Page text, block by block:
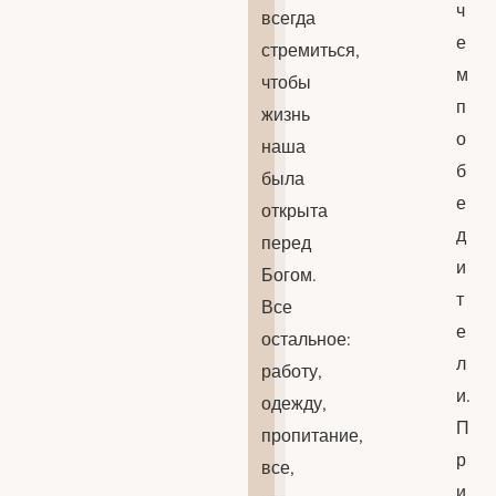
всегда
стремиться,
чтобы
жизнь
наша
была
открыта
перед
Богом.
Все
остальное:
работу,
одежду,
пропитание,
все,
ч
е
м
п
о
б
е
д
и
т
е
л
и.
П
р